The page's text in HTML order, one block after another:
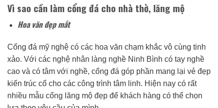
Vì sao cần làm cổng đá cho nhà thờ, lăng mộ
Hoa văn đẹp mắt
Cổng đá mỹ nghệ có các hoa văn chạm khắc vô cùng tinh
xảo. Với các nghệ nhân làng nghề Ninh Bình có tay nghề
cao và có tâm với nghề, cổng đá góp phần mang lại vẻ đẹp
kiến trúc cổ cho các công trình tâm linh. Hiện nay có rất
nhiều mẫu cổng lăng mộ đẹp để khách hàng có thể chọn